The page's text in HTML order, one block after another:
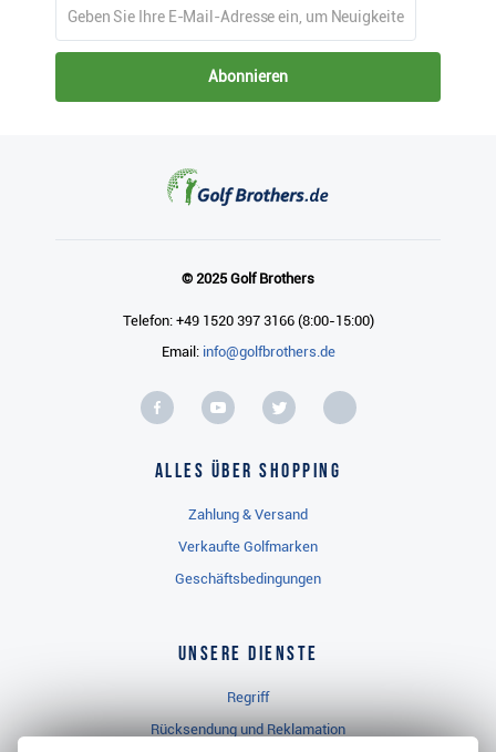
Abonnieren
© 2025 Golf Brothers
Telefon: +49 1520 397 3166 (8:00-15:00)
Email: info@golfbrothers.de
Alles über Shopping
Zahlung & Versand
Verkaufte Golfmarken
Geschäftsbedingungen
Unsere Dienste
Regriff
Rücksendung und Reklamation